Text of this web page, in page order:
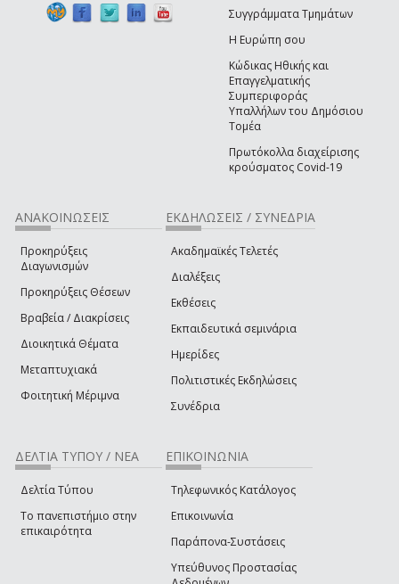
Συγγράμματα Τμημάτων
Η Ευρώπη σου
Κώδικας Ηθικής και
Επαγγελματικής
Συμπεριφοράς
Υπαλλήλων του Δημόσιου
Τομέα
Πρωτόκολλα διαχείρισης
κρούσματος Covid-19
ΑΝΑΚΟΙΝΩΣΕΙΣ
Προκηρύξεις
Διαγωνισμών
Προκηρύξεις Θέσεων
Βραβεία / Διακρίσεις
Διοικητικά Θέματα
Μεταπτυχιακά
Φοιτητική Μέριμνα
ΕΚΔΗΛΩΣΕΙΣ / ΣΥΝΕΔΡΙΑ
Ακαδημαϊκές Τελετές
Διαλέξεις
Εκθέσεις
Εκπαιδευτικά σεμινάρια
Ημερίδες
Πολιτιστικές Εκδηλώσεις
Συνέδρια
ΔΕΛΤΙΑ ΤΥΠΟΥ / ΝΕΑ
Δελτία Τύπου
Το πανεπιστήμιο στην
επικαιρότητα
ΕΠΙΚΟΙΝΩΝΙΑ
Τηλεφωνικός Κατάλογος
Επικοινωνία
Παράπονα-Συστάσεις
Υπεύθυνος Προστασίας